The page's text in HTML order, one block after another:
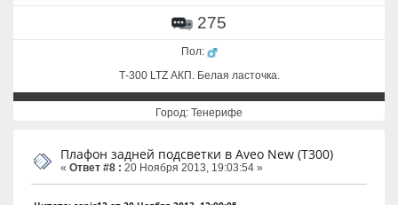
275
Пол:
Т-300 LTZ АКП. Белая ласточка.
Город: Тенерифе
Плафон задней подсветки в Aveo New (T300)
« Ответ #8 : 20 Ноября 2013, 19:03:54 »